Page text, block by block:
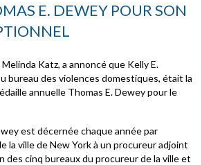
E. DEWEY POUR SON
Katz, a annoncé que Kelly E.
bureau des violences domestiques, était la
annuelle Thomas E. Dewey pour le
est décernée chaque année par
la ville de New York à un procureur adjoint
des cinq bureaux du procureur de la ville et